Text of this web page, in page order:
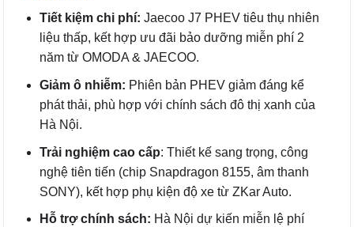
Tiết kiệm chi phí: Jaecoo J7 PHEV tiêu thụ nhiên
liệu thấp, kết hợp ưu đãi bảo dưỡng miễn phí 2
năm từ OMODA & JAECOO.
Giảm ô nhiễm: Phiên bản PHEV giảm đáng kể
phát thải, phù hợp với chính sách đô thị xanh của
Hà Nội.
Trải nghiệm cao cấp: Thiết kế sang trọng, công
nghệ tiên tiến (chip Snapdragon 8155, âm thanh
SONY), kết hợp phụ kiện độ xe từ ZKar Auto.
Hỗ trợ chính sách: Hà Nội dự kiến miễn lệ phí